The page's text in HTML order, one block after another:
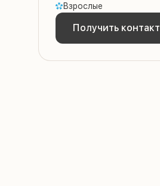
Взрослые
Получить контакт